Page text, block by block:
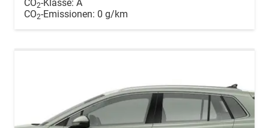
CO2-Klasse: A
CO2-Emissionen: 0 g/km